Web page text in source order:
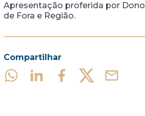
Apresentação proferida por
de Fora e Região.
Compartilhar